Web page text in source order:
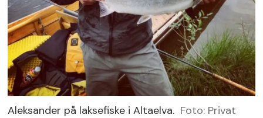
Aleksander på laksefiske i Altaelva. Foto: Privat